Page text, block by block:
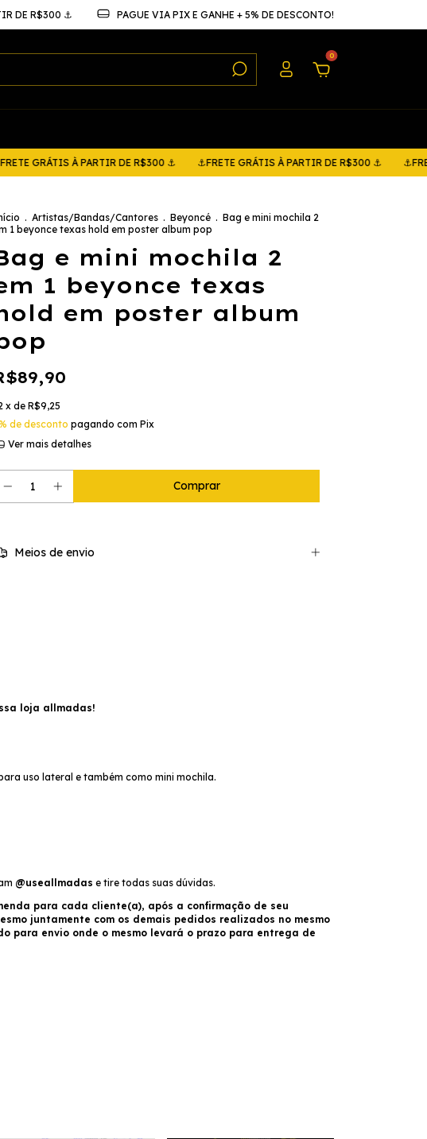
DE R$300 ⚓ PAGUE VIA PIX E GANHE + 5% DE DESCONTO!
0
À PARTIR DE R$300 ⚓ ⚓FRETE GRÁTIS À PARTIR DE R$300 ⚓ ⚓FRETE
. Artistas/Bandas/Cantores . Beyoncé . Bag e mini mochila 2
1 beyonce texas hold em poster album pop
e mini mochila 2
1 beyonce texas
em poster album
x de R$9,25
de desconto pagando com Pix
Ver mais detalhes
Meios de envio
loja allmadas!
uso lateral e também como mini mochila.
@useallmadas e tire todas suas dúvidas.
para cada cliente(a), após a confirmação de seu
juntamente com os demais pedidos realizados no mesmo
para envio onde o mesmo levará o prazo para entrega de